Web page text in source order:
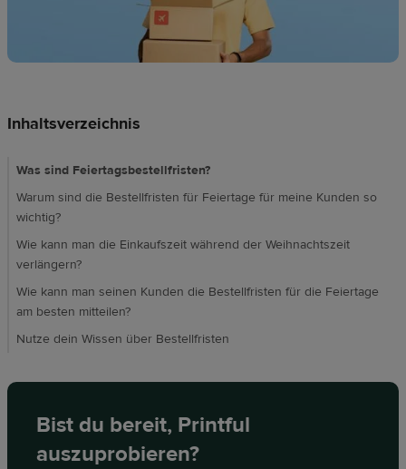
Inhaltsverzeichnis
Was sind Feiertagsbestellfristen?
Warum sind die Bestellfristen für Feiertage für meine Kunden so
wichtig?
Wie kann man die Einkaufszeit während der Weihnachtszeit
verlängern?
Wie kann man seinen Kunden die Bestellfristen für die Feiertage
am besten mitteilen?
Nutze dein Wissen über Bestellfristen
Bist du bereit, Printful
auszuprobieren?